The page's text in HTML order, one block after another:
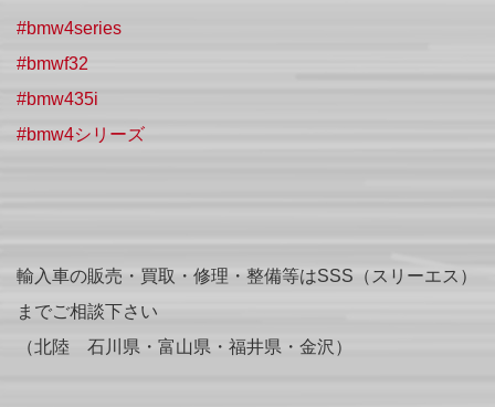
#bmw4series
#bmwf32
#bmw435i
#bmw4シリーズ
輸入車の販売・買取・修理・整備等はSSS（スリーエス）
までご相談下さい
（北陸 石川県・富山県・福井県・金沢）